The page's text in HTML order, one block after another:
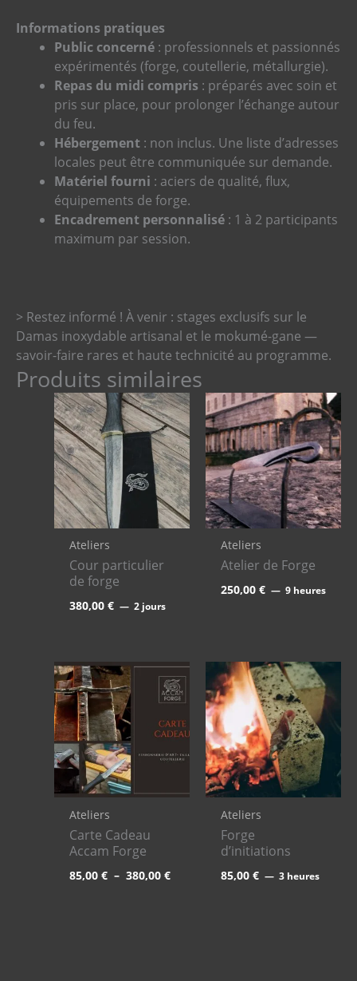
Informations pratiques
Public concerné : professionnels et passionnés
expérimentés (forge, coutellerie, métallurgie).
Repas du midi compris : préparés avec soin et
pris sur place, pour prolonger l’échange autour
du feu.
Hébergement : non inclus. Une liste d’adresses
locales peut être communiquée sur demande.
Matériel fourni : aciers de qualité, flux,
équipements de forge.
Encadrement personnalisé : 1 à 2 participants
maximum par session.
> Restez informé ! À venir : stages exclusifs sur le
Damas inoxydable artisanal et le mokumé-gane —
savoir-faire rares et haute technicité au programme.
Produits similaires
Ateliers
Cour particulier
de forge
380,00€ 2 jours
Ateliers
Atelier de Forge
250,00€ 9 heures
Ateliers
Carte Cadeau
Accam Forge
85,00€ – 380,00€
Plage
de
prix :
85,00 €
à
380,00 €
Ateliers
Forge
d’initiations
85,00€ 3 heures